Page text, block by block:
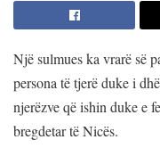
Një sulmues ka vrarë së
persona të tjerë duke i
njerëzve që ishin duke e
bregdetar të Nicës.